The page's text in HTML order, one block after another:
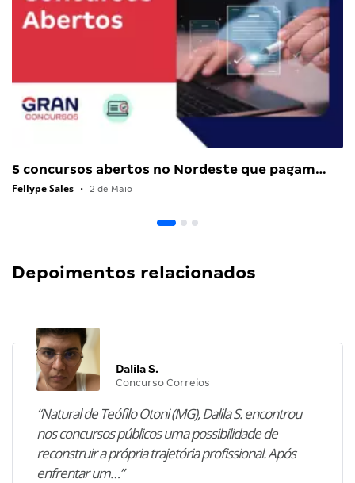
5 concursos abertos no Nordeste que pagam…
Fellype Sales • 2 de Maio
Depoimentos relacionados
Dalila S.
Concurso Correios
“Natural de Teófilo Otoni (MG), Dalila S. encontrou
nos concursos públicos uma possibilidade de
reconstruir a própria trajetória profissional. Após
enfrentar um…”